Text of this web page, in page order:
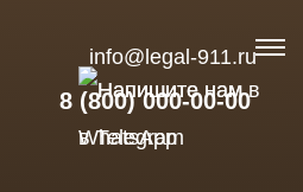
info@legal-911.ru
8 (800) 000-00-00